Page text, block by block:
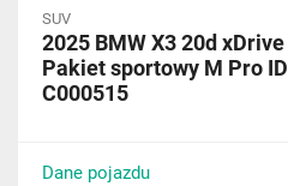
SUV
2025 BMW X3 20d xDrive
Pakiet sportowy M Pro ID
C000515
Dane pojazdu